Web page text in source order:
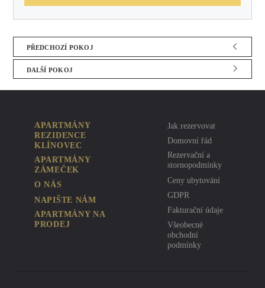
PŘEDCHOZÍ POKOJ
DALŠÍ POKOJ
APARTMÁNY
REZIDENCE
KLÍNOVEC
APARTMÁNY
ZÁMEČEK
O NÁS
NAPIŠTE NÁM
APARTMÁNY NA
PRODEJ
Jak rezervovat
Domovní řád
Rezervační a
stornopodmínky
Ceny ubytování
GDPR
Fakturační údaje
Všeobecné
obchodní
podmínky